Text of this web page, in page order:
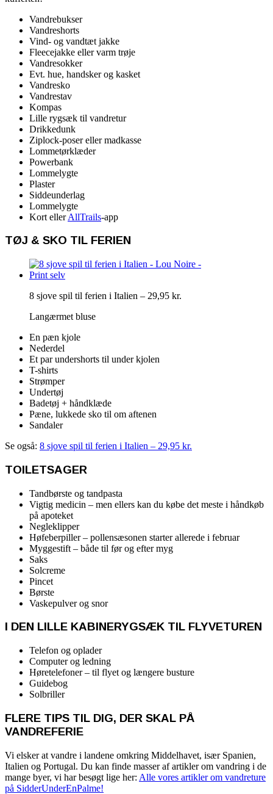
Vandrebukser
Vandreshorts
Vind- og vandtæt jakke
Fleecejakke eller varm trøje
Vandresokker
Evt. hue, handsker og kasket
Vandresko
Vandrestav
Kompas
Lille rygsæk til vandretur
Drikkedunk
Ziplock-poser eller madkasse
Lommetørklæder
Powerbank
Lommelygte
Plaster
Siddeunderlag
Lommelygte
Kort ellerAllTrails-app
TØJ & SKO TIL FERIEN
8 sjove spil til ferien i Italien – 29,95 kr.
Langærmet bluse
En pæn kjole
Nederdel
Et par undershorts til under kjolen
T-shirts
Strømper
Undertøj
Badetøj + håndklæde
Pæne, lukkede sko til om aftenen
Sandaler
Se også: 8 sjove spil til ferien i Italien – 29,95 kr.
TOILETSAGER
Tandbørste og tandpasta
Vigtig medicin – men ellers kan du købe det meste i håndkøb
på apoteket
Negleklipper
Høfeberpiller – pollensæsonen starter allerede i februar
Myggestift – både til før og efter myg
Saks
Solcreme
Pincet
Børste
Vaskepulver og snor
I DEN LILLE KABINERYGSÆK TIL FLYVETUREN
Telefon og oplader
Computer og ledning
Høretelefoner – til flyet og længere busture
Guidebog
Solbriller
FLERE TIPS TIL DIG, DER SKAL PÅ
VANDREFERIE
Vi elsker at vandre i landene omkring Middelhavet, især Spanien,
Italien og Portugal. Du kan finde masser af artikler om vandring i de
mange byer, vi har besøgt lige her: Alle vores artikler om vandreture
på SidderUnderEnPalme!